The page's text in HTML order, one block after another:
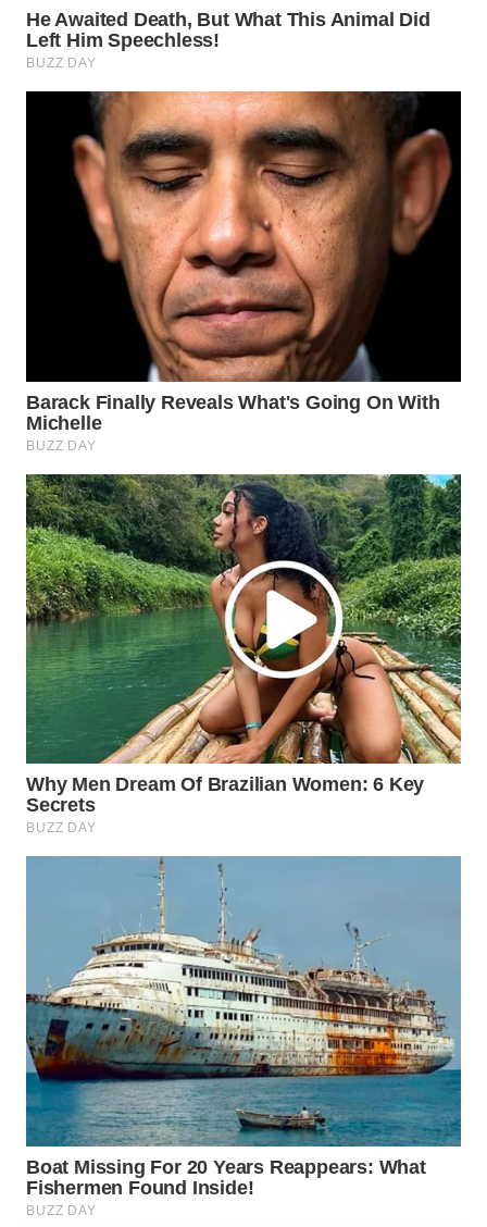
WN
INDRAMAYU
KUNINGAN
WN
MAJALENGKA
SUKABUMI
WN
WN
PRIANGAN
TIMUR
WN
SEMARANG
WN
SOLO
WN
BOROBUDUR
SURABAYA
WN
NATUNA
WN
BINTAN
WN
MANDALIKA